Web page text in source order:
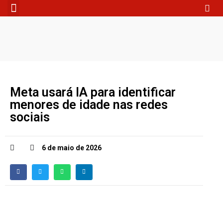
Meta usará IA para identificar
menores de idade nas redes
sociais
6 de maio de 2026